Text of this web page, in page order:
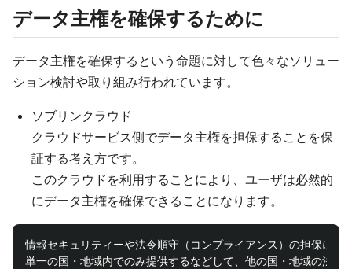
データ主権を確保するために
データ主権を確保するという命題に対して色々なソリュー
ション検討や取り組み行われています。
ソブリンクラウド
クラウドサービス側でデータ主権を担保することを保
証する考え方です。
このクラウドを利用することにより、ユーザは必然的
にデータ主権を確保できることになります。
情報セキュリティーや法令順守（コンプライアンス）の担保に加
単一の国・地域内でのみ提供するなどして、他の国・地域の法令